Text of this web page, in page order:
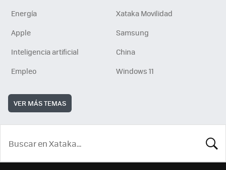
Energía
Xataka Movilidad
Apple
Samsung
Inteligencia artificial
China
Empleo
Windows 11
VER MÁS TEMAS